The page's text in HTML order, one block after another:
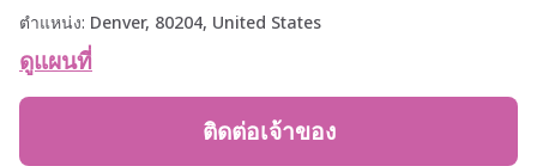
ตำแหน่ง: Denver, 80204, United States
ดูแผนที่
ติดต่อเจ้าของ